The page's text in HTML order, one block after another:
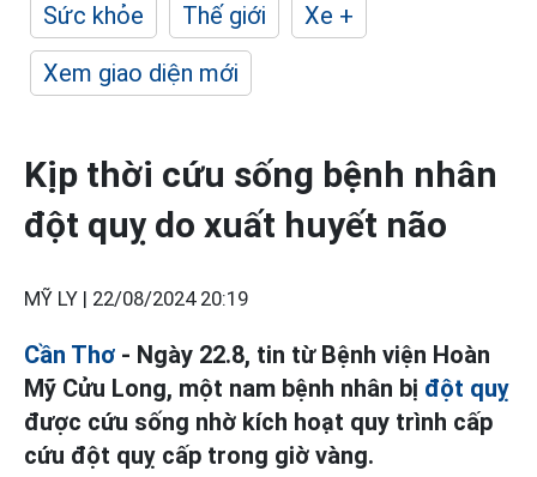
Sức khỏe
Thế giới
Xe +
Xem giao diện mới
Kịp thời cứu sống bệnh nhân
đột quỵ do xuất huyết não
MỸ LY | 22/08/2024 20:19
Cần Thơ - Ngày 22.8, tin từ Bệnh viện Hoàn
Mỹ Cửu Long, một nam bệnh nhân bị đột quỵ
được cứu sống nhờ kích hoạt quy trình cấp
cứu đột quỵ cấp trong giờ vàng.